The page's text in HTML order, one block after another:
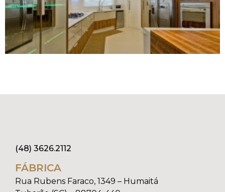
(48) 3626.2112
FÁBRICA
Rua Rubens Faraco, 1349 – Humaitá